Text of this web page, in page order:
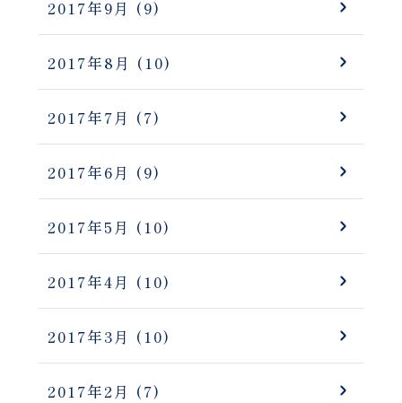
2017年9月 (9)
2017年8月 (10)
2017年7月 (7)
2017年6月 (9)
2017年5月 (10)
2017年4月 (10)
2017年3月 (10)
2017年2月 (7)